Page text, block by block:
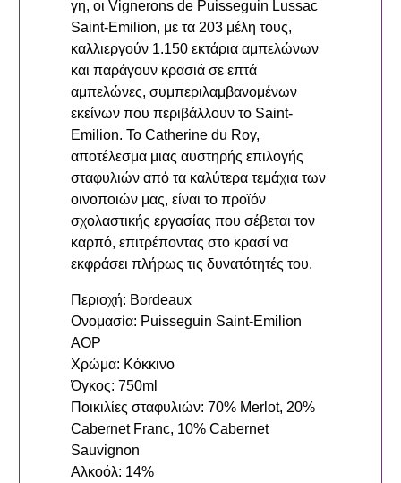
γη, οι Vignerons de Puisseguin Lussac
Saint-Emilion, με τα 203 μέλη τους,
καλλιεργούν 1.150 εκτάρια αμπελώνων
και παράγουν κρασιά σε επτά
αμπελώνες, συμπεριλαμβανομένων
εκείνων που περιβάλλουν το Saint-
Emilion. Το Catherine du Roy,
αποτέλεσμα μιας αυστηρής επιλογής
σταφυλιών από τα καλύτερα τεμάχια των
οινοποιών μας, είναι το προϊόν
σχολαστικής εργασίας που σέβεται τον
καρπό, επιτρέποντας στο κρασί να
εκφράσει πλήρως τις δυνατότητές του.
Περιοχή: Bordeaux
Ονομασία: Puisseguin Saint-Emilion
AOP
Χρώμα: Κόκκινο
Όγκος: 750ml
Ποικιλίες σταφυλιών: 70% Merlot, 20%
Cabernet Franc, 10% Cabernet
Sauvignon
Αλκοόλ: 14%